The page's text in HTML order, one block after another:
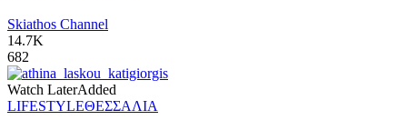
Skiathos Channel
14.7K
682
Watch LaterAdded
LIFESTYLEΘΕΣΣΑΛΙΑ